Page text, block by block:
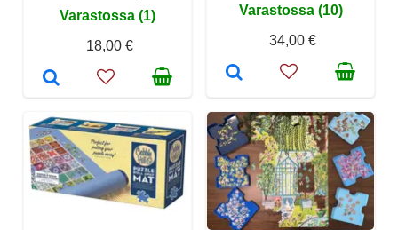
Varastossa (1)
18,00 €
Varastossa (10)
34,00 €